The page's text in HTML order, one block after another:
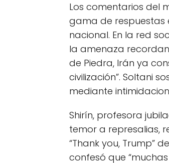
Los comentarios del
gama de respuestas
nacional. En la red
la amenaza
de Piedra, Irán ya
civilización”. Soltani
mediante
Shirín, profesora
temor a represalias,
“Thank you, Trump”
confesó que